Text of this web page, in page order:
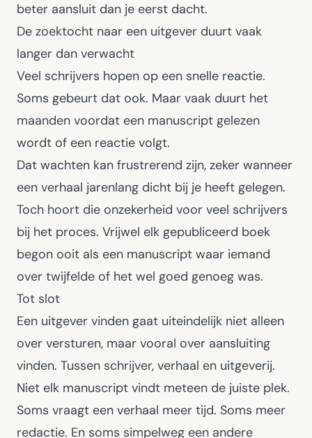
beter aansluit dan je eerst dacht.
De zoektocht naar een uitgever duurt vaak
langer dan verwacht
Veel schrijvers hopen op een snelle reactie.
Soms gebeurt dat ook. Maar vaak duurt het
maanden voordat een manuscript gelezen
wordt of een reactie volgt.
Dat wachten kan frustrerend zijn, zeker wanneer
een verhaal jarenlang dicht bij je heeft gelegen.
Toch hoort die onzekerheid voor veel schrijvers
bij het proces. Vrijwel elk gepubliceerd boek
begon ooit als een manuscript waar iemand
over twijfelde of het wel goed genoeg was.
Tot slot
Een uitgever vinden gaat uiteindelijk niet alleen
over versturen, maar vooral over aansluiting
vinden. Tussen schrijver, verhaal en uitgeverij.
Niet elk manuscript vindt meteen de juiste plek.
Soms vraagt een verhaal meer tijd. Soms meer
redactie. En soms simpelweg een andere